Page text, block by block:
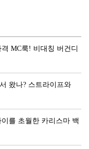
MC룩! 비대칭 버건디
왔나? 스트라이프와
를 초월한 카리스마 백